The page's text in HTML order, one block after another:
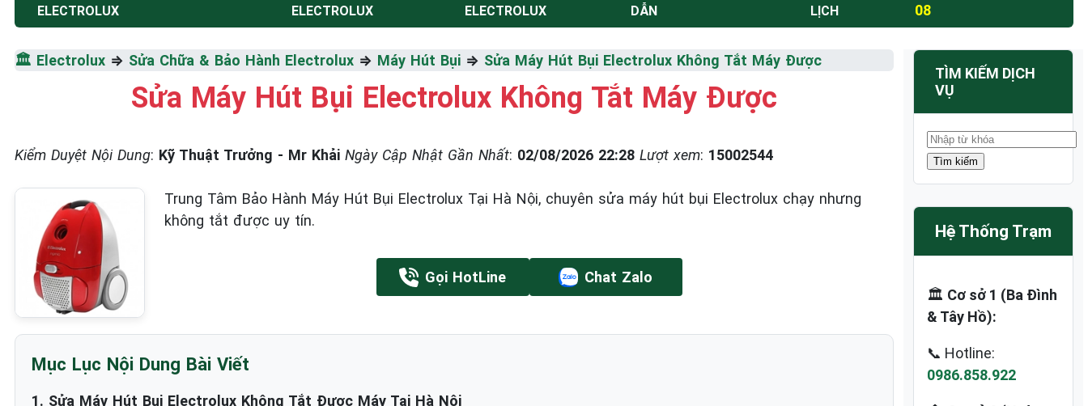
SỬA CHỮA & BẢO HÀNH
ELECTROLUX
Tốc Độ Tối Đa • Chất Lượng Tối Ưu • Chi Phí Tối Thiểu
☎️ 09.86.85.89.22
ELECTROLUX
ELECTROLUX
ELECTROLUX
DẪN
LỊCH
08
🏛️ Electrolux ⇒ Sửa Chữa & Bảo Hành Electrolux ⇒ Máy Hút Bụi ⇒ Sửa Máy Hút Bụi Electrolux Không Tắt Máy Được
Sửa Máy Hút Bụi Electrolux Không Tắt Máy Được
Kiểm Duyệt Nội Dung: Kỹ Thuật Trưởng - Mr Khải Ngày Cập Nhật Gần Nhất: 02/08/2026 22:28 Lượt xem: 15002544
Trung Tâm Bảo Hành Máy Hút Bụi Electrolux Tại Hà Nội, chuyên sửa máy hút bụi Electrolux chạy nhưng
không tắt được uy tín.
Gọi HotLine Chat Zalo
Mục Lục Nội Dung Bài Viết
1. Sửa Máy Hút Bụi Electrolux Không Tắt Được Máy Tại Hà Nội
TÌM KIẾM DỊCH
VỤ
Hệ Thống Trạm
🏛️ Cơ sở 1 (Ba Đình
& Tây Hồ):
📞 Hotline:
0986.858.922